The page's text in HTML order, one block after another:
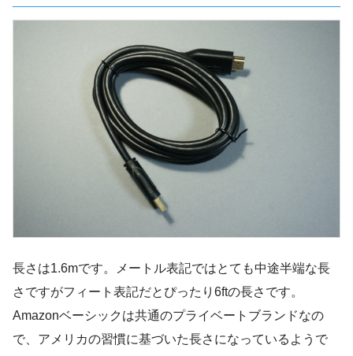
長さは1.6mです。メートル表記ではとても中途半端な長
さですがフィート表記だとぴったり6ftの長さです。
Amazonベーシックは共通のプライベートブランドなの
で、アメリカの習慣に基づいた長さになっているようで